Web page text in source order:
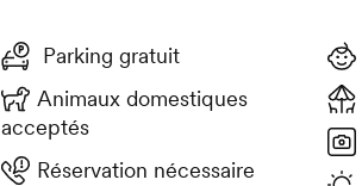
Parking gratuit
Animaux domestiques
acceptés
Réservation nécessaire